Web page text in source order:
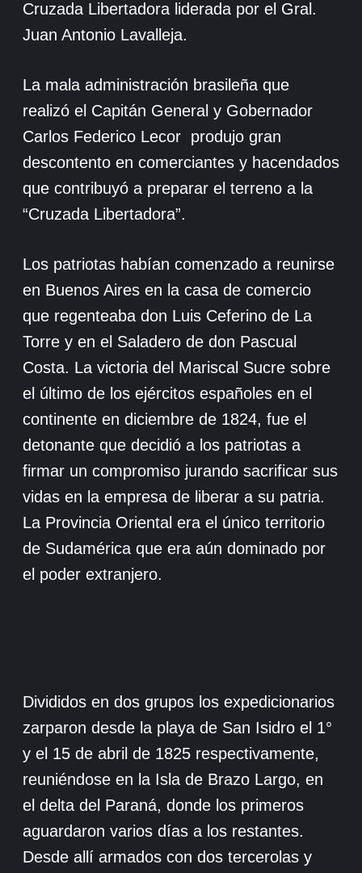
Cruzada Libertadora liderada por el Gral.
Juan Antonio Lavalleja.
La mala administración brasileña que
realizó el Capitán General y Gobernador
Carlos Federico Lecor produjo gran
descontento en comerciantes y hacendados
que contribuyó a preparar el terreno a la
“Cruzada Libertadora”.
Los patriotas habían comenzado a reunirse
en Buenos Aires en la casa de comercio
que regenteaba don Luis Ceferino de La
Torre y en el Saladero de don Pascual
Costa. La victoria del Mariscal Sucre sobre
el último de los ejércitos españoles en el
continente en diciembre de 1824, fue el
detonante que decidió a los patriotas a
firmar un compromiso jurando sacrificar sus
vidas en la empresa de liberar a su patria.
La Provincia Oriental era el único territorio
de Sudamérica que era aún dominado por
el poder extranjero.
Divididos en dos grupos los expedicionarios
zarparon desde la playa de San Isidro el 1°
y el 15 de abril de 1825 respectivamente,
reuniéndose en la Isla de Brazo Largo, en
el delta del Paraná, donde los primeros
aguardaron varios días a los restantes.
Desde allí armados con dos tercerolas y